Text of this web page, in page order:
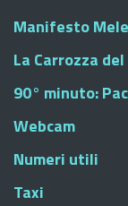
Manifesto
La Carrozza
90° minuto:
Webcam
Numeri utili
Taxi